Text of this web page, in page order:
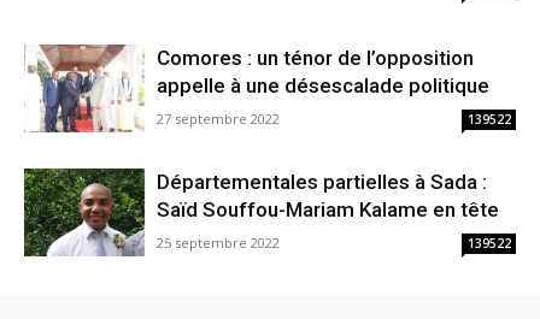
Comores : un ténor de l’opposition
appelle à une désescalade politique
27 septembre 2022 139522
Départementales partielles à Sada :
Saïd Souffou-Mariam Kalame en tête
25 septembre 2022 139522